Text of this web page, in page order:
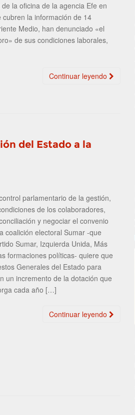
la oficina de la agencia Efe en
cubren la información de 14
Medio, han denunciado «el
de sus condiciones laborales,
Continuar leyendo
del Estado a la
parlamentario de la gestión,
de los colaboradores,
y negociar el convenio
coalición electoral Sumar -que
Sumar, Izquierda Unida, Más
formaciones políticas- quiere que
Generales del Estado para
un incremento de la dotación que
cada año […]
Continuar leyendo